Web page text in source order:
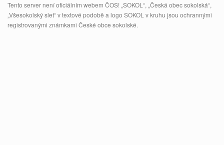
Tento server není oficiálním webem ČOS! „SOKOL“, „Česká obec sokolská“,
„Všesokolský slet“ v textové podobě a logo SOKOL v kruhu jsou ochrannými
registrovanými známkami České obce sokolské.